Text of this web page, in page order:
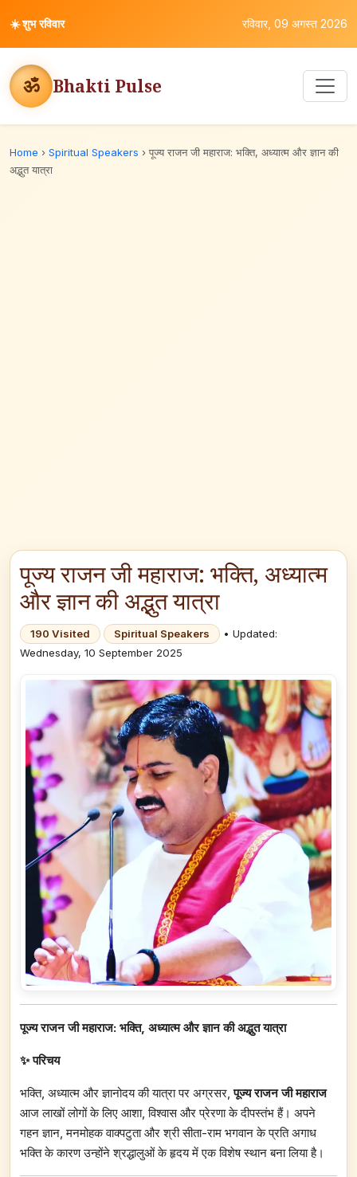
☀️शुभ रविवार रविवार, 09 अगस्त 2026
ॐ Bhakti Pulse
Home › Spiritual Speakers › पूज्य राजन जी महाराज: भक्ति, अध्यात्म और ज्ञान की
अद्भुत यात्रा
पूज्य राजन जी महाराज: भक्ति, अध्यात्म
और ज्ञान की अद्भुत यात्रा
190 Visited Spiritual Speakers
• Updated:
Wednesday, 10 September 2025
पूज्य राजन जी महाराज: भक्ति, अध्यात्म और ज्ञान की अद्भुत यात्रा
✨ परिचय
भक्ति, अध्यात्म और ज्ञानोदय की यात्रा पर अग्रसर,पूज्य राजन जी महाराज
आज लाखों लोगों के लिए आशा, विश्वास और प्रेरणा के दीपस्तंभ हैं। अपने
गहन ज्ञान, मनमोहक वाक्पटुता और श्री सीता-राम भगवान के प्रति अगाध
भक्ति के कारण उन्होंने श्रद्धालुओं के हृदय में एक विशेष स्थान बना लिया है।